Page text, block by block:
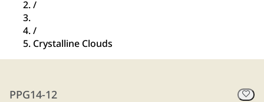
/
/
Crystalline Clouds
PPG14-12